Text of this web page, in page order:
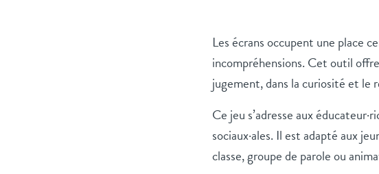
Les écrans occupent une place
incompréhensions. Cet outil offre
jugement, dans la curiosité et le
Ce jeu s’adresse aux
sociaux·ales. Il est adapté aux
classe, groupe de parole ou